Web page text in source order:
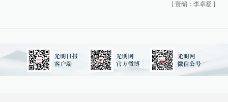
[ 责编：李卓凝 ]